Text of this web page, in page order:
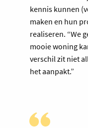
kennis kunnen
maken en hun
realiseren. “We
mooie woning
verschil zit niet
het aanpakt.”